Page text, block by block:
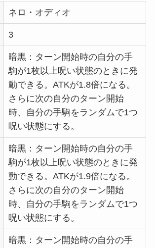
ネロ・オディオ
3
暗黒：ターン開始時の自分の手
駒が1枚以上呪い状態のときに発
動できる。ATKが1.8倍になる。
さらに次の自分のターン開始
時、自分の手駒をランダムで1つ
呪い状態にする。
暗黒：ターン開始時の自分の手
駒が1枚以上呪い状態のときに発
動できる。ATKが1.9倍になる。
さらに次の自分のターン開始
時、自分の手駒をランダムで1つ
呪い状態にする。
暗黒：ターン開始時の自分の手